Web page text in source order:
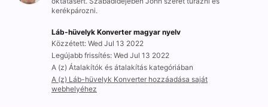
kerékpározni.
Láb-hüvelyk Konverter magyar nyelv
Közzétett: Wed Jul 13 2022
Legújabb frissítés: Wed Jul 13 2022
A (z) Átalakítók és átalakítás kategóriában
A (z) Láb-hüvelyk Konverter hozzáadása saját
webhelyéhez